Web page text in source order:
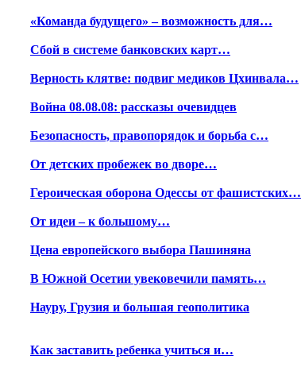
«Команда будущего» – возможность для…
Сбой в системе банковских карт…
Верность клятве: подвиг медиков Цхинвала…
Война 08.08.08: рассказы очевидцев
Безопасность, правопорядок и борьба с…
От детских пробежек во дворе…
Героическая оборона Одессы от фашистских…
От идеи – к большому…
Цена европейского выбора Пашиняна
В Южной Осетии увековечили память…
Науру, Грузия и большая геополитика
Как заставить ребенка учиться и…